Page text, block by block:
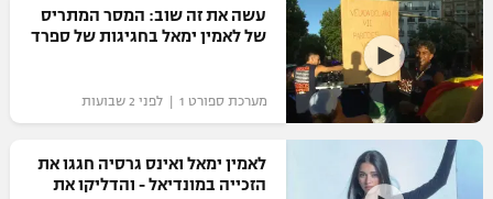
תגיות
המגזין
עשה את זה שוב: המסר המתריס
של לאמין ימאל בחגיגות של ספרד
מערכת ספורט 1 | לפני 2 שבועות
לאמין ימאל ואינס גרסיה חגגו את
הזכייה במונדיאל - והדליקו את